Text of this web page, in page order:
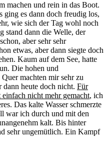
machen und rein in das Boot.
ging es dann doch freudig los,
wie sich der Tag wohl noch
stand dann die Welle, der
aber sehr sehr
etwas, aber dann siegte doch
Kaum auf dem See, hatte
Die hohen und
machten mir sehr zu
heute doch nicht. Für
nicht mehr gemacht, ich
Das kalte Wasser schmerzte
war ich durch und mit den
kalt. Bis hinter
sehr ungemütlich. Ein Kampf